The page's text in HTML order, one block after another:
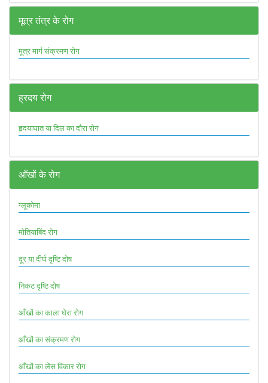
मूत्र तंत्र के रोग
मूत्र मार्ग संक्रमण रोग
ह्रदय रोग
हृदयाघात या दिल का दौरा रोग
आँखों के रोग
ग्लूकोमा
मोतियाबिंद रोग
दूर या दीर्घ दृष्टि दोष
निकट दृष्टि दोष
आँखों का काला घेरा रोग
आँखों का संक्रमण रोग
आँखों का लेंस विकार रोग